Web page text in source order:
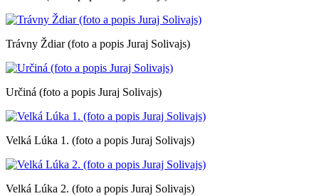
Trávny Ždiar (foto a popis Juraj Solivajs)
Určiná (foto a popis Juraj Solivajs)
Velká Lúka 1. (foto a popis Juraj Solivajs)
Velká Lúka 2. (foto a popis Juraj Solivajs)